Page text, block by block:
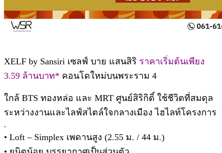
XELF by Sansiri เซลฟ์ บาย แสนสิริ ราคาเริ่มต้นเพียง
3.59 ล้านบาท* คอนโดใหม่บนพระราม 4
ใกล้ BTS ทองหล่อ และ MRT ศูนย์สิริกิติ์ ใช้ชีวิตที่สมดุล
ระหว่างงานและไลฟ์สไตล์ใจกลางเมือง ไฮไลท์โครงการ
.
• Loft – Simplex เพดานสูง (2.55 ม. / 44 ม.)